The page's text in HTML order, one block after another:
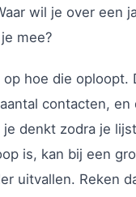
wil je over een
mee?
hoe die oploopt.
contacten, en
denkt zodra je
is, kan bij een
uitvallen. Reken